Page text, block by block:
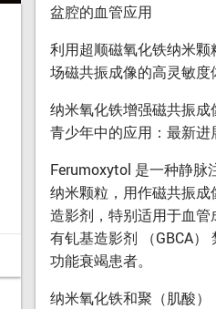
盆腔的血管应用
利用超顺磁氧化铁纳米颗
场磁共振成像的高灵敏度
纳米氧化铁增强磁共振成
青少年中的应用：最新进
Ferumoxytol 是一种静脉
纳米颗粒，用作磁共振成
造影剂，特别适用于血管
有钆基造影剂 （GBCA）
功能衰竭患者。
纳米氧化铁和聚（肌酸）